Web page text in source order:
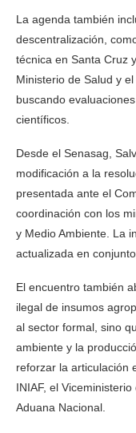
La agenda también
descentralización,
técnica en Santa Cruz
Ministerio de Salud y
buscando
científicos.
Desde el Senasag,
modificación a la
presentada ante el
coordinación con los
y Medio Ambiente. La
actualizada en
El encuentro también
ilegal de insumos
al sector formal, sino
ambiente y la
reforzar la articulación
INIAF, el
Aduana Nacional.